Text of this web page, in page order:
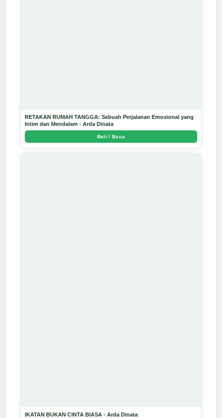
RETAKAN RUMAH TANGGA: Sebuah Perjalanan Emosional yang
Intim dan Mendalam - Arda Dinata
Beli / Baca
IKATAN BUKAN CINTA BIASA - Arda Dinata